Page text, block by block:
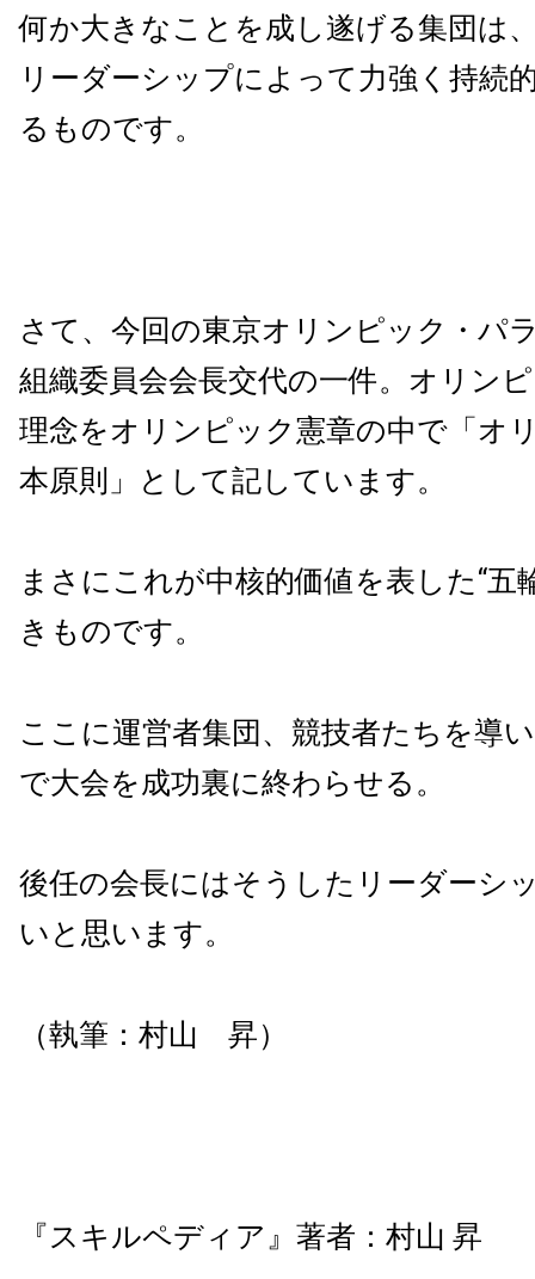
何か大きなことを成し遂げる集団は
リーダーシップによって力強く持続
るものです。
さて、今回の東京オリンピック・パ
組織委員会会長交代の一件。オリン
理念をオリンピック憲章の中で「オ
本原則」として記しています。
まさにこれが中核的価値を表した“五
きものです。
ここに運営者集団、競技者たちを導
で大会を成功裏に終わらせる。
後任の会長にはそうしたリーダーシ
いと思います。
（執筆： 村山 昇）
『スキルペディア』著者：村山 昇